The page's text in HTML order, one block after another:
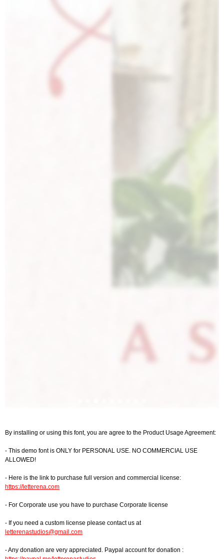
By installing or using this font, you are agree to the Product Usage Agreement:
- This demo font is ONLY for PERSONAL USE. NO COMMERCIAL USE
ALLOWED!
- Here is the link to purchase full version and commercial license:
https://letterena.com
- For Corporate use you have to purchase Corporate license
- If you need a custom license please contact us at
letterenastudios@gmail.com
- Any donation are very appreciated. Paypal account for donation :